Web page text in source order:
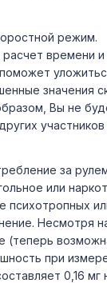
режим.
времени
значения
Вы не
за
или
психотропных
Несмотря
(теперь
при
0,16 мг